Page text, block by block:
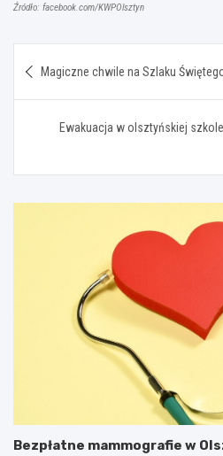
Źródło: facebook.com/KWPOlsztyn
wpisu
Magiczne chwile na Szlaku
Ewakuacja w olsztyńskiej
Bezpłatne mammografie w